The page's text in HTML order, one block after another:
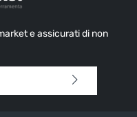
e assicurati di non